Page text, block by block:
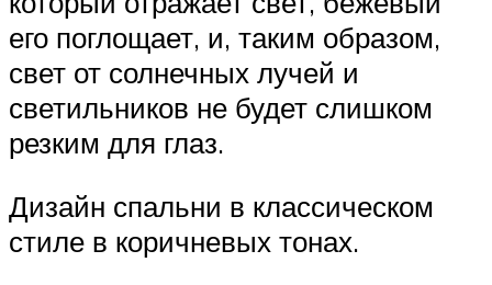
его поглощает, и, таким образом,
свет от солнечных лучей и
светильников не будет слишком
резким для глаз.
Дизайн спальни в классическом
стиле в коричневых тонах.